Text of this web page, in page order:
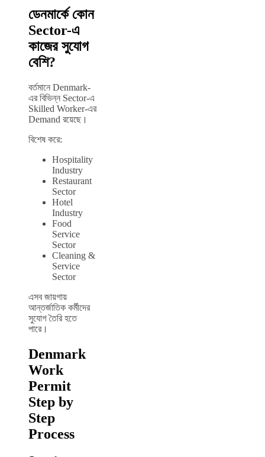
ডেনমার্কে কোন
Sector-এ
কাজের সুযোগ
বেশি?
বর্তমানে Denmark-
এর বিভিন্ন Sector-এ
Skilled Worker-এর
Demand রয়েছে।
বিশেষ করে:
Hospitality
Industry
Restaurant
Sector
Hotel
Industry
Food
Service
Sector
Cleaning &
Service
Sector
এসব জায়গায়
আন্তর্জাতিক কর্মীদের
সুযোগ তৈরি হতে
পারে।
Denmark
Work
Permit
Step by
Step
Process